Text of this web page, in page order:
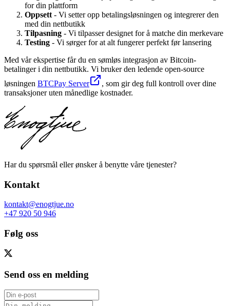
for din plattform
Oppsett - Vi setter opp betalingsløsningen og integrerer den
med din nettbutikk
Tilpasning - Vi tilpasser designet for å matche din merkevare
Testing - Vi sørger for at alt fungerer perfekt før lansering
Med vår ekspertise får du en sømløs integrasjon av Bitcoin-
betalinger i din nettbutikk. Vi bruker den ledende open-source
løsningen BTCPay Server
, som gir deg full kontroll over dine
transaksjoner uten månedlige kostnader.
Har du spørsmål eller ønsker å benytte våre tjenester?
Kontakt
kontakt@enogtjue.no
+47 920 50 946
Følg oss
Send oss en melding